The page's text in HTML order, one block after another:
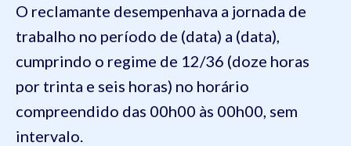
O reclamante desempenhava a jornada de
trabalho no período de (data) a (data),
cumprindo o regime de 12/36 (doze horas
por trinta e seis horas) no horário
compreendido das 00h00 às 00h00, sem
intervalo.